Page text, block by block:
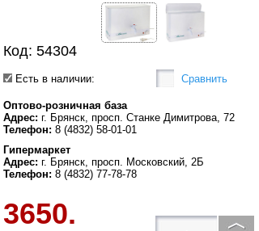
Код: 54304
Есть в наличии: Сравнить
Оптово-розничная база
Адрес: г. Брянск, просп. Станке Димитрова, 72
Телефон: 8 (4832) 58-01-01
Гипермаркет
Адрес: г. Брянск, просп. Московский, 2Б
Телефон: 8 (4832) 77-78-78
3650.